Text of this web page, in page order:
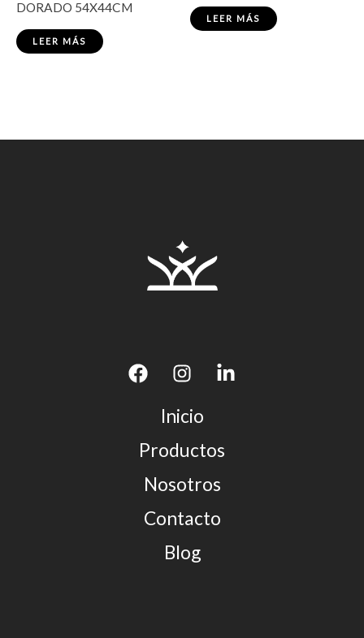
DORADO 54X44CM
LEER MÁS
LEER MÁS
Inicio
Productos
Nosotros
Contacto
Blog